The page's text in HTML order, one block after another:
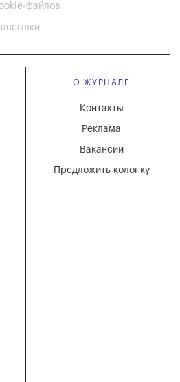
файлов
О ЖУРНАЛЕ
Вакансии
Реклама
Контакты
Предложить колонку